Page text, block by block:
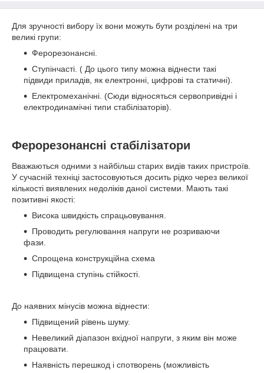
Для зручності вибору їх вони можуть бути розділені на три
великі групи:
Ферорезонансні.
Ступінчасті. ( До цього типу можна віднести такі
підвиди приладів, як електронні, цифрові та статичні).
Електромеханічні. (Сюди відносяться сервопривідні і
електродинамічні типи стабілізаторів).
Ферорезонансні стабілізатори
Вважаються одними з найбільш старих видів таких пристроїв.
У сучасній техніці застосовуються досить рідко через великої
кількості виявлених недоліків даної системи. Мають такі
позитивні якості:
Висока швидкість спрацьовування.
Проводить регулювання напруги не розриваючи
фази.
Спрощена конструкційна схема
Підвищена ступінь стійкості.
До наявних мінусів можна віднести:
Підвищений рівень шуму.
Невеликий діапазон вхідної напруги, з яким він може
працювати.
Наявність перешкод і спотворень (можливість